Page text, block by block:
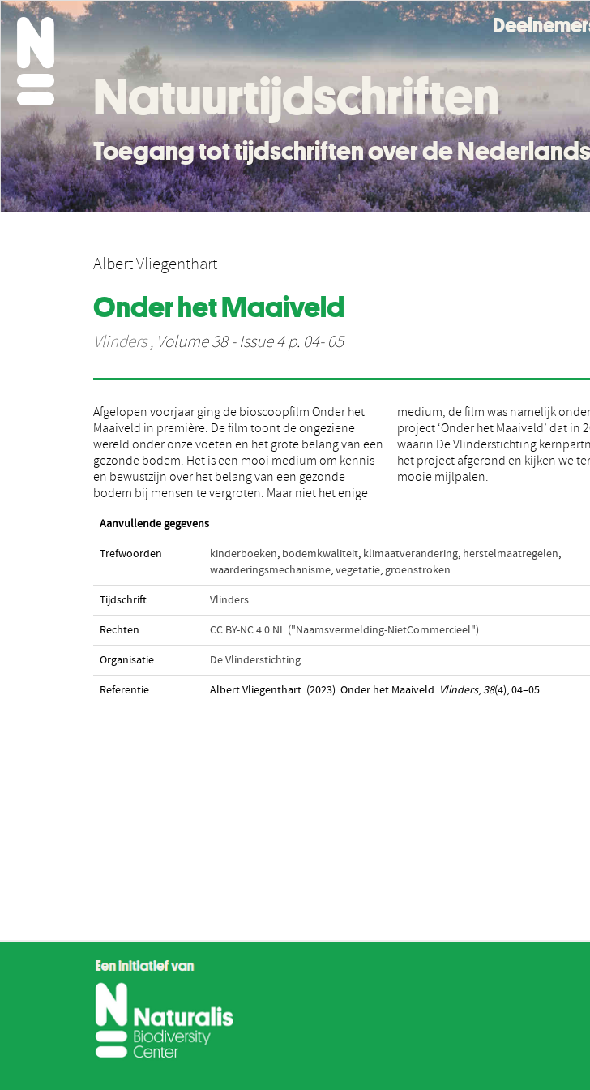
Natuurtijdschriften
Toegang tot tijdschriften over de
Albert Vliegenthart
Onder het Maaiveld
Vlinders, Volume 38 - Issue 4 p. 04- 05
Afgelopen voorjaar ging de bioscoopfilm Onder het
Maaiveld in première. De film toont de ongeziene
wereld onder onze voeten en het grote belang van een
gezonde bodem. Het is een mooi medium om kennis
en bewustzijn over het belang van een gezonde
bodem bij mensen te vergroten. Maar niet het enige
medium, de film was namelijk onderdeel van het
project ‘Onder het Maaiveld’ dat in 2020 is gestart en
waarin De Vlinderstichting kernpartner is. Inmiddels is
het project afgerond en kijken we terug op een aantal
mooie mijlpalen.
Aanvullende gegevens
Trefwoorden kinderboeken, bodemkwaliteit, klimaatverandering, herstelmaatregelen,
waarderingsmechanisme,vegetatie, groenstroken
Tijdschrift Vlinders
Rechten CC BY-NC 4.0 NL ("Naamsvermelding-NietCommercieel")
Organisatie De Vlinderstichting
Referentie Albert Vliegenthart. (2023). Onder het Maaiveld. Vlinders, 38(4), 04–05.